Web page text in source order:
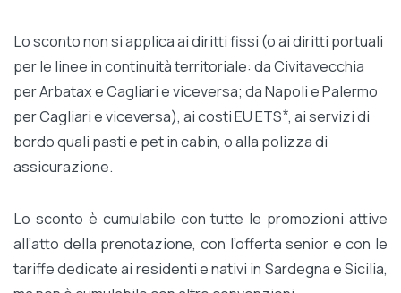
Lo sconto non si applica ai diritti fissi (o ai diritti portuali
per le linee in continuità territoriale: da Civitavecchia
per Arbatax e Cagliari e viceversa; da Napoli e Palermo
per Cagliari e viceversa), ai costi EU ETS ⃰ , ai servizi di
bordo quali pasti e pet in cabin, o alla polizza di
assicurazione.
Lo sconto è cumulabile con tutte le promozioni attive
all’atto della prenotazione, con l’offerta senior e con le
tariffe dedicate ai residenti e nativi in Sardegna e Sicilia,